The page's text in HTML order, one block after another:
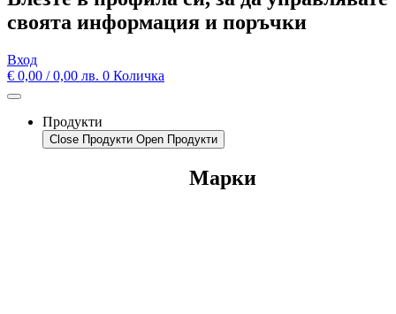
своята информация и поръчки
Вход
€ 0,00 / 0,00 лв. 0 Количка
Продукти
Close Продукти Open Продукти
Марки